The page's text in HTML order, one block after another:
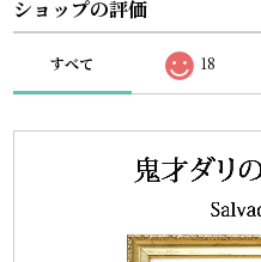
ショップの評価
すべて 18